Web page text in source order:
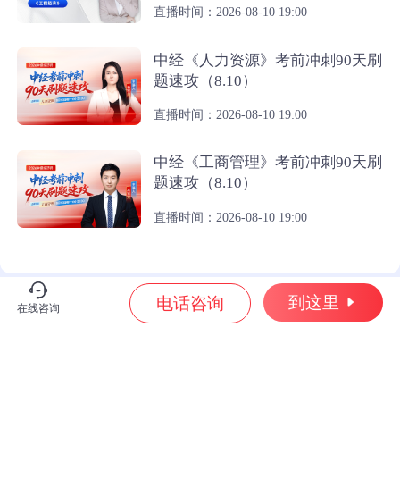
直播时间：2026-08-10 19:00
中经《人力资源》考前冲刺90天刷
题速攻（8.10）
直播时间：2026-08-10 19:00
中经《工商管理》考前冲刺90天刷
题速攻（8.10）
直播时间：2026-08-10 19:00
近期热点
在线咨询 电话咨询 到这里